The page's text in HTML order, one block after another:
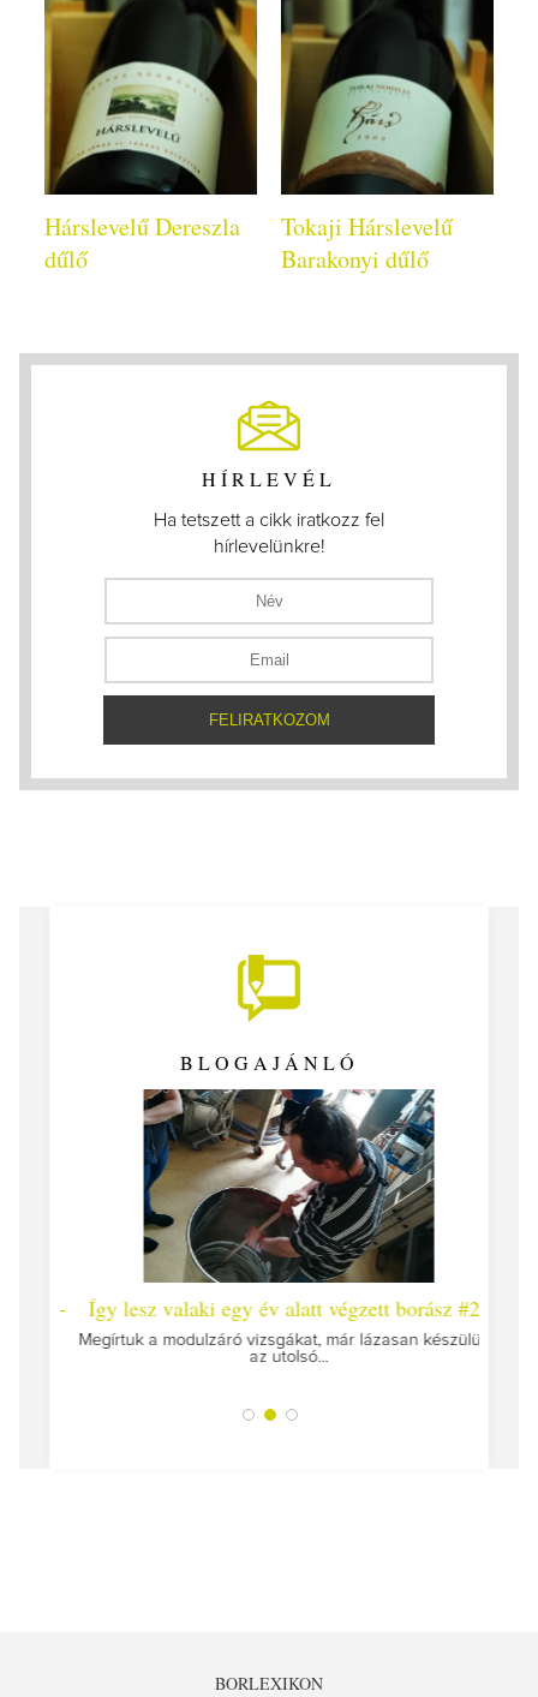
Hárslevelű Dereszla
dűlő
Tokaji Hárslevelű
Barakonyi dűlő
HÍRLEVÉL
Ha tetszett a cikk iratkozz fel
hírlevelünkre!
BLOGAJÁNLÓ
Így lesz valaki egy év alatt végzett borász #25
Megírtuk a modulzáró vizsgákat, már lázasan készülünk
az utolsó...
BORLEXIKON